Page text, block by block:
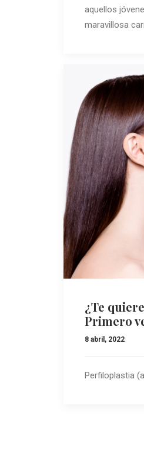
aquellos
maravillosa
¿Te
Primero
8 abril, 2022
Perfiloplastia